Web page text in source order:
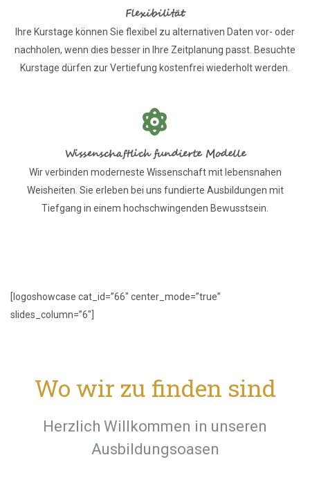
Flexibilität
Ihre Kurstage können Sie flexibel zu alternativen Daten vor- oder
nachholen, wenn dies besser in Ihre Zeitplanung passt. Besuchte
Kurstage dürfen zur Vertiefung kostenfrei wiederholt werden.
Wissenschaftlich fundierte Modelle
Wir verbinden moderneste Wissenschaft mit lebensnahen
Weisheiten. Sie erleben bei uns fundierte Ausbildungen mit
Tiefgang in einem hochschwingenden Bewusstsein.
[logoshowcase cat_id=”66″ center_mode=”true”
slides_column=”6″]
Wo wir zu finden sind
Herzlich Willkommen in unseren
Ausbildungsoasen